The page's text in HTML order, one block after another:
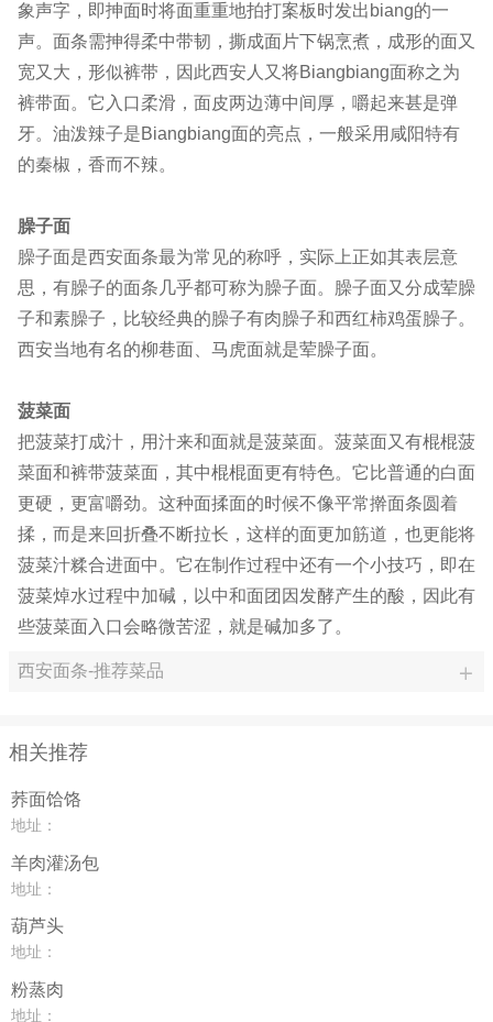
象声字，即抻面时将面重重地拍打案板时发出biang的一
声。面条需抻得柔中带韧，撕成面片下锅烹煮，成形的面又
宽又大，形似裤带，因此西安人又将Biangbiang面称之为
裤带面。它入口柔滑，面皮两边薄中间厚，嚼起来甚是弹
牙。油泼辣子是Biangbiang面的亮点，一般采用咸阳特有
的秦椒，香而不辣。
臊子面
臊子面是西安面条最为常见的称呼，实际上正如其表层意
思，有臊子的面条几乎都可称为臊子面。臊子面又分成荤臊
子和素臊子，比较经典的臊子有肉臊子和西红柿鸡蛋臊子。
西安当地有名的柳巷面、马虎面就是荤臊子面。
菠菜面
把菠菜打成汁，用汁来和面就是菠菜面。菠菜面又有棍棍菠
菜面和裤带菠菜面，其中棍棍面更有特色。它比普通的白面
更硬，更富嚼劲。这种面揉面的时候不像平常擀面条圆着
揉，而是来回折叠不断拉长，这样的面更加筋道，也更能将
菠菜汁糅合进面中。它在制作过程中还有一个小技巧，即在
菠菜焯水过程中加碱，以中和面团因发酵产生的酸，因此有
些菠菜面入口会略微苦涩，就是碱加多了。
西安面条-推荐菜品
相关推荐
荞面饸饹
地址：
羊肉灌汤包
地址：
葫芦头
地址：
粉蒸肉
地址：